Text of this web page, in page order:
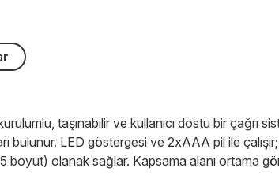
taşınabilir ve kullanıcı dostu bir çağrı
bulunur. LED göstergesi ve 2xAAA pil ile
boyut) olanak sağlar. Kapsama alanı ortama